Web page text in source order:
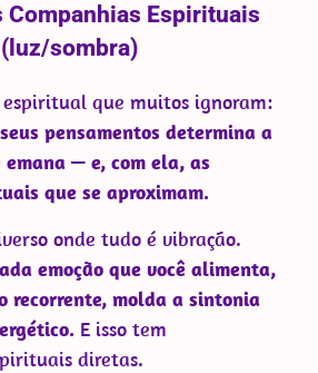
Companhias Espirituais
(luz/sombra)
que muitos ignoram:
pensamentos determina a
— e, com ela, as
que se aproximam.
onde tudo é vibração.
emoção que você alimenta,
recorrente, molda a sintonia
E isso tem
diretas.